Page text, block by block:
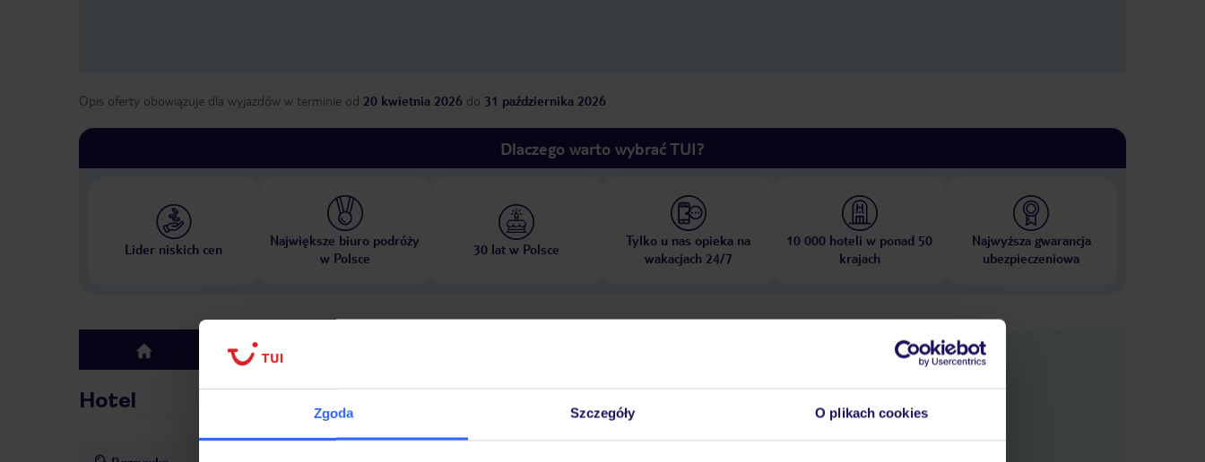
Zgoda Szczegóły O plikach cookies
Opis oferty obowiązuje dla wyjazdów w terminie od 20 kwietnia 2026 do 31 października 2026
Dlaczego warto wybrać TUI?
Lider niskich cen
Największe biuro podróży
w Polsce
30 lat w Polsce
Tylko u nas opieka na
wakacjach 24/7
10 000 hoteli w ponad 50
krajach
Najwyższa gwarancja
ubezpieczeniowa
top Hotel
Hotel